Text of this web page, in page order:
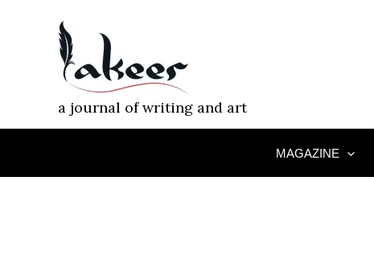
a journal of writing and art
MAGAZINE